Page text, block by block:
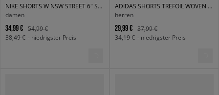
NIKE SHORTS W NSW STREET 6" SATIN GX SHRT
damen
34,99 €
54,99 €
38,49 € - niedrigster Preis
ADIDAS SHORTS TREFOIL WOVEN CARGO
herren
29,99 €
37,99 €
34,19 € - niedrigster Preis